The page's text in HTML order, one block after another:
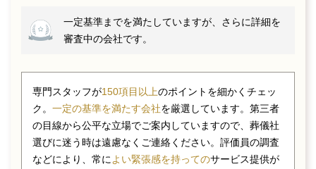
一定基準までを満たしていますが、さらに詳細を
審査中の会社です。
専門スタッフが150項目以上のポイントを細かくチェッ
ク。 一定の基準を満たす会社を厳選しています。第三者
の目線から公平な立場でご案内していますので、葬儀社
選びに迷う時は遠慮なくご連絡ください。評価員の調査
などにより、常に よい緊張感を持ってのサービス提供が